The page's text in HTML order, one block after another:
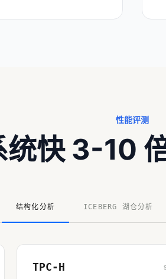
性能评测
统快 3-10
结构化分析 ICEBERG 湖仓分析
TPC-H